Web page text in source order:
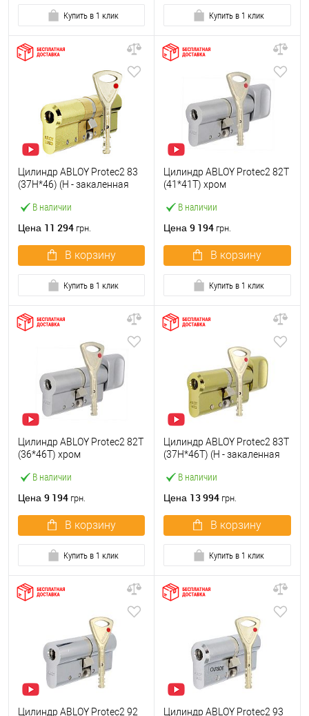
Купить в 1 клик Купить в 1 клик
В наличии
Цилиндр ABLOY Protec2 83
(37H*46) (H - закаленная
полированная
Цена 11 294 грн.
В корзину
Купить в 1 клик
В наличии
Цилиндр ABLOY Protec2 82T
(41*41T) хром
Цена 9 194 грн.
В корзину
Купить в 1 клик
В наличии
Цилиндр ABLOY Protec2 82T
(36*46T) хром
Цена 9 194 грн.
В корзину
Купить в 1 клик
В наличии
Цилиндр ABLOY Protec2 83T
(37H*46T) (H - закаленная
полированная
Цена 13 994 грн.
В корзину
Купить в 1 клик
Цилиндр ABLOY Protec2 92 Цилиндр ABLOY Protec2 93